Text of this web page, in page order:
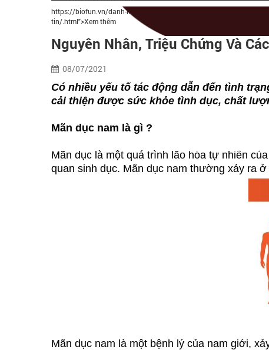
File: /var/www/
File: /var/www/
https://biofun.vn/danh-muc-
tin/.html">Xem thêm
Nguyên Nhân, Triệu Chứng Và
08/07/2021
Có nhiều yếu tố tác động dẫn đến tình
cải thiện được sức khỏe tình dục, chất
Mãn dục nam là gì ?
Mãn dục là một quá trình lão hóa tự nhiên
quan sinh dục. Mãn dục nam thường xảy ra
Mãn dục nam là một bệnh lý của nam giới,